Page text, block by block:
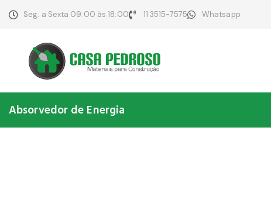
Seg. a Sexta 09:00 às 18:00 11 3515-7575 Whatsapp
Absorvedor de Energia